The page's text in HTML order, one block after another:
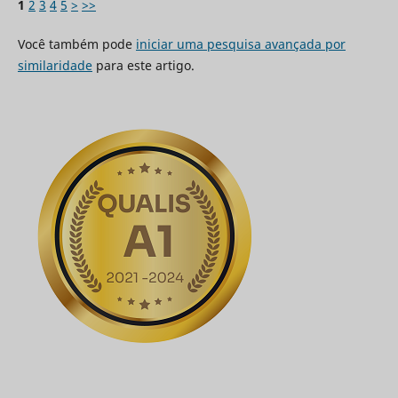
1 2 3 4 5 > >>
Você também pode iniciar uma pesquisa avançada por
similaridadepara este artigo.